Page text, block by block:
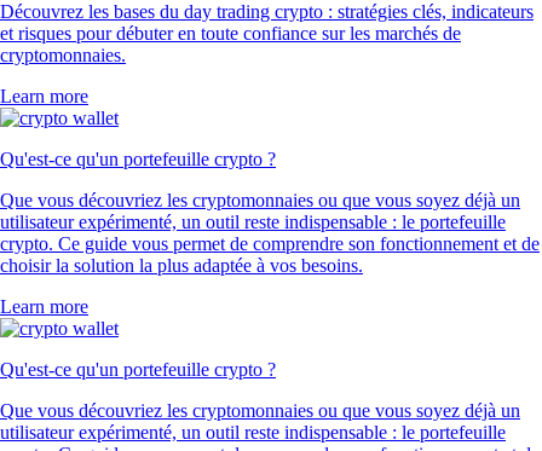
Découvrez les bases du day trading crypto : stratégies clés, indicateurs
et risques pour débuter en toute confiance sur les marchés de
cryptomonnaies.
Learn more
Qu'est-ce qu'un portefeuille crypto ?
Que vous découvriez les cryptomonnaies ou que vous soyez déjà un
utilisateur expérimenté, un outil reste indispensable : le portefeuille
crypto. Ce guide vous permet de comprendre son fonctionnement et de
choisir la solution la plus adaptée à vos besoins.
Learn more
Qu'est-ce qu'un portefeuille crypto ?
Que vous découvriez les cryptomonnaies ou que vous soyez déjà un
utilisateur expérimenté, un outil reste indispensable : le portefeuille